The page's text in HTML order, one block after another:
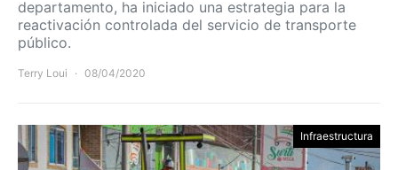
departamento, ha iniciado una estrategia para la
reactivación controlada del servicio de transporte
público.
Terry Loui 08/04/2020
Infraestructura